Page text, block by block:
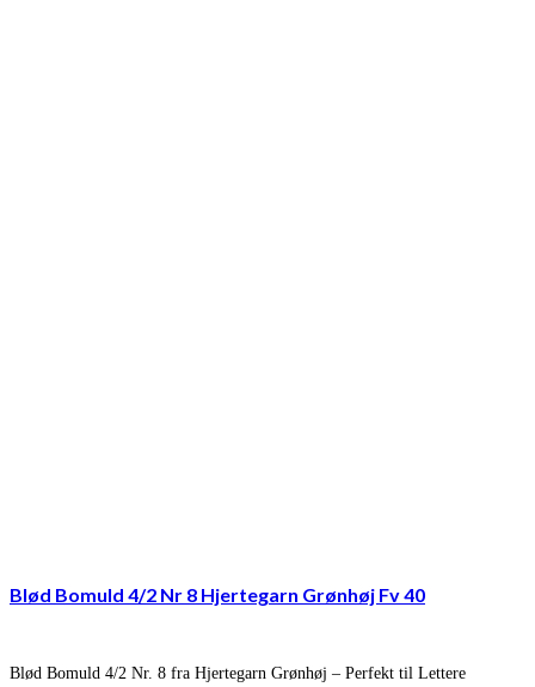
Blød Bomuld 4/2 Nr 8 Hjertegarn Grønhøj Fv 40
Blød Bomuld 4/2 Nr. 8 fra Hjertegarn Grønhøj – Perfekt til Lettere